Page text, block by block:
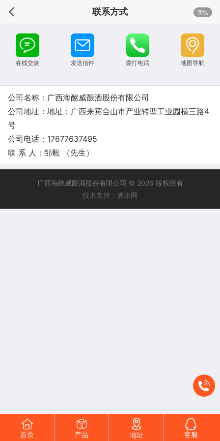
联系方式 离线
在线交谈 发送信件 拨打电话 地图导航
公司名称：广西海酩威酿酒股份有限公司
公司地址：地址：广西来宾合山市产业转型工业园横三路4
号
公司电话：17677637495
联 系 人：邹毅 （先生）
广西海酩威酿酒股份有限公司 © 2026 版权所有
技术支持：酒水网
首页 产品 地址 客服